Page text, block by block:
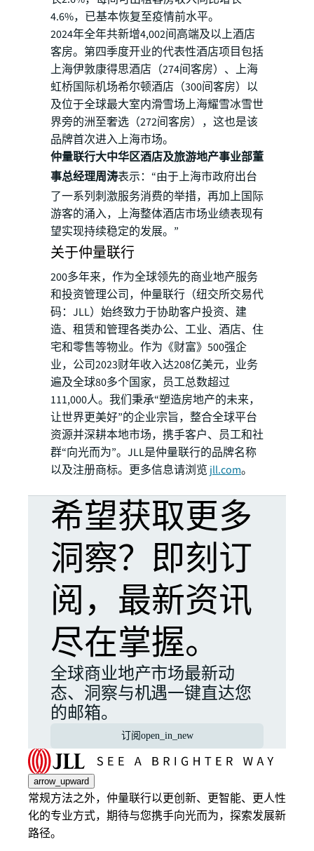
4.6%，已基本恢复至疫情前水平。
2024年全年共新增4,002间高端及以上酒店
客房。第四季度开业的代表性酒店项目包括
上海伊敦康得思酒店（274间客房）、上海
虹桥国际机场希尔顿酒店（300间客房）以
及位于全球最大室内滑雪场上海耀雪冰雪世
界旁的洲至奢选（272间客房），这也是该
品牌首次进入上海市场。
仲量联行大中华区酒店及旅游地产事业部董
事总经理周涛表示：“由于上海市政府出台
了一系列刺激服务消费的举措，再加上国际
游客的涌入，上海整体酒店市场业绩表现有
望实现持续稳定的发展。”
关于仲量联行
200多年来，作为全球领先的商业地产服务
和投资管理公司，仲量联行（纽交所交易代
码：JLL）始终致力于协助客户投资、建
造、租赁和管理各类办公、工业、酒店、住
宅和零售等物业。作为《财富》500强企
业，公司2023财年收入达208亿美元，业务
遍及全球80多个国家，员工总数超过
111,000人。我们秉承“塑造房地产的未来，
让世界更美好”的企业宗旨，整合全球平台
资源并深耕本地市场，携手客户、员工和社
群“向光而为”。JLL是仲量联行的品牌名称
以及注册商标。更多信息请浏览 jll.com。
希望获取更多
洞察？即刻订
阅，最新资讯
尽在掌握。
全球商业地产市场最新动
态、洞察与机遇一键直达您
的邮箱。
订阅 open_in_new
arrow_upward
常规方法之外，仲量联行以更创新、更智能、更人性
化的专业方式，期待与您携手向光而为，探索发展新
路径。